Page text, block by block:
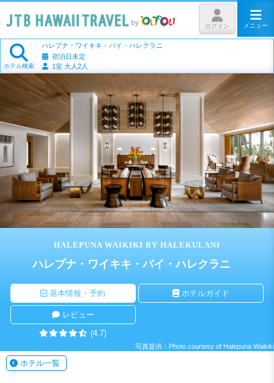
ホテル検索
ハレプナ・ワイキキ・バイ・ハレクラニ
宿泊日未定
1室 大人2人
ログイン メニュー
HALEPUNA WAIKIKI BY HALEKULANI
ハレプナ・ワイキキ・バイ・ハレクラニ
基本情報・予約 ホテルガイド
レビュー
(4.7)
写真提供：Photo courtesy of Halepuna Waikiki
ホテル一覧